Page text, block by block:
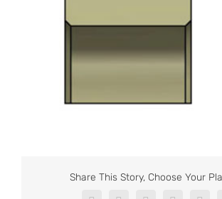
Share This Story, Choose Your